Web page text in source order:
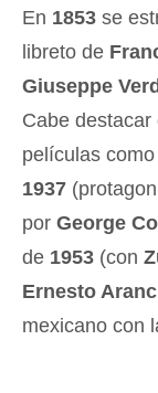
En 1853 se
libreto de
Giuseppe
Cabe
películas como
1937
por George
de 1953 (con
Ernesto
mexicano con